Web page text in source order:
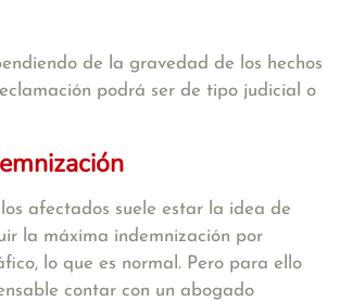
de la gravedad de los hechos
podrá ser de tipo judicial o
afectados suele estar la idea de
la máxima indemnización por
lo que es normal. Pero para ello
contar con un abogado